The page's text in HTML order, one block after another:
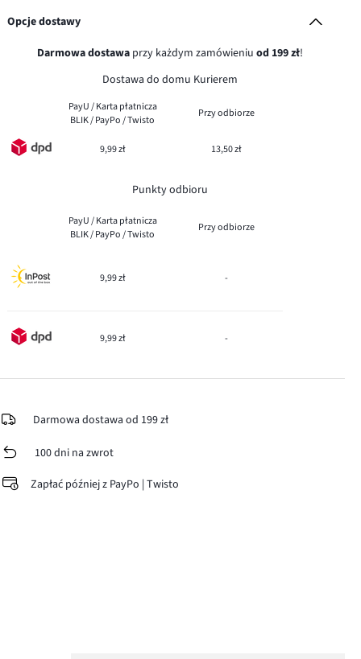
Opcje dostawy
Darmowa dostawaprzy każdym zamówieniu od 199 zł!
Dostawa do domu Kurierem
PayU / Karta płatnicza
BLIK / PayPo / Twisto
Przy odbiorze
9,99 zł 13,50 zł
Punkty odbioru
PayU / Karta płatnicza
BLIK / PayPo / Twisto
Przy odbiorze
9,99 zł -
9,99 zł -
Darmowa dostawa od 199 zł
100 dni na zwrot
Zapłać później z PayPo | Twisto